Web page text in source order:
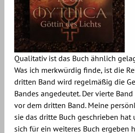
Qualitativ ist das Buch ähnlich
Was ich merkwürdig finde, ist die
dritten Band wird regelmäßig die
Bandes angedeutet. Der vierte
vor dem dritten Band. Meine
sie das dritte Buch geschrieben
sich für ein weiteres Buch ergeben